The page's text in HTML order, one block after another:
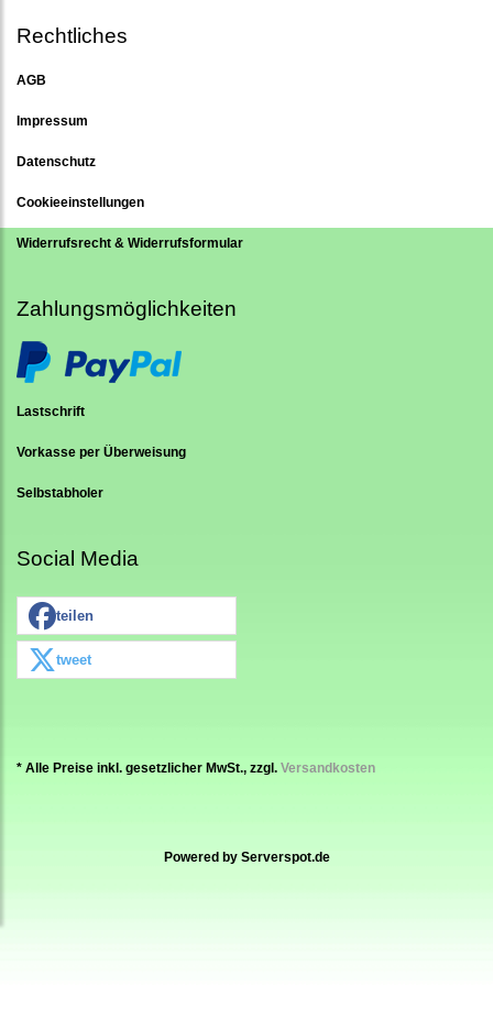
Rechtliches
AGB
Impressum
Datenschutz
Cookieeinstellungen
Widerrufsrecht & Widerrufsformular
Zahlungsmöglichkeiten
Lastschrift
Vorkasse per Überweisung
Selbstabholer
Social Media
teilen
tweet
* Alle Preise inkl. gesetzlicher MwSt., zzgl. Versandkosten
Powered by Serverspot.de